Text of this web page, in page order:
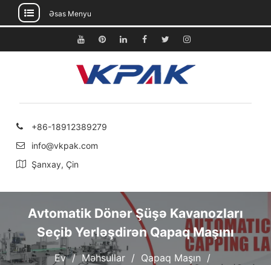
keçin
Əsas Menyu
YoutubePinterestLinkedinFacebook
TwitterInstagram
+86-18912389279
info@vkpak.com
Şanxay, Çin
Avtomatik Dönər Şüşə Kavanozları
Seçib Yerləşdirən Qapaq Maşını
Ev Məhsullar
Qapaq Maşın